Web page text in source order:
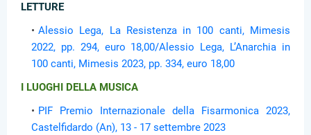
LETTURE
Alessio Lega, La Resistenza in 100 canti, Mimesis
2022, pp. 294, euro 18,00/Alessio Lega, L’Anarchia in
100 canti, Mimesis 2023, pp. 334, euro 18,00
I LUOGHI DELLA MUSICA
PIF Premio Internazionale della Fisarmonica 2023,
Castelfidardo (An), 13 - 17 settembre 2023